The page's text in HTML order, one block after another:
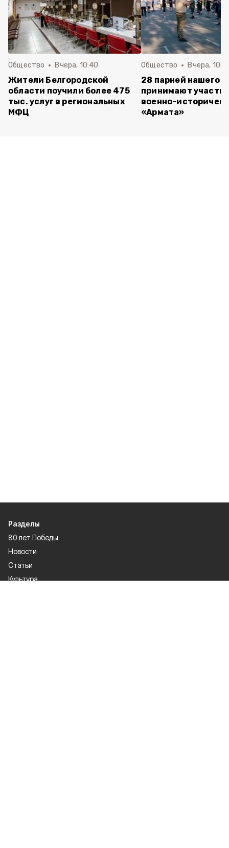
Общество Вчера, 10:40
Жители Белгородской
области поучили более 475
тыс. услуг в региональных
МФЦ
Общество Вчера,
28 парней нашего
принимают
военно-
«Армата»
Разделы
80 лет Победы
Новости
Статьи
Культура